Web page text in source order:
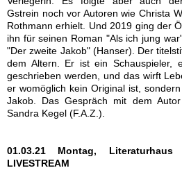
Gstrein noch vor Autoren wie Christa
Rothmann erhielt. Und 2019 ging der
ihn für seinen Roman "Als ich jung
"Der zweite Jakob" (Hanser). Der
dem Altern. Er ist ein Schauspieler,
geschrieben werden, und das wirft
er womöglich kein Original ist,
Jakob. Das Gespräch mit dem
Sandra Kegel (F.A.Z.).
01.03.21 Montag,
LIVESTREAM